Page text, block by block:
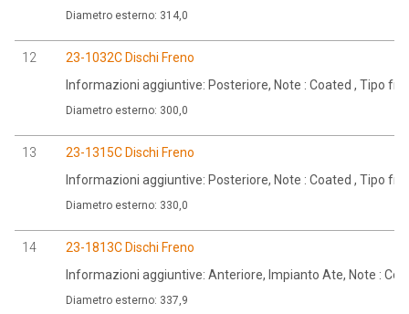
Diametro esterno: 314,0
12
23-1032C Dischi Freno
Informazioni aggiuntive: Posteriore, Note : Coated , Tipo
Diametro esterno: 300,0
13
23-1315C Dischi Freno
Informazioni aggiuntive: Posteriore, Note : Coated , Tipo
Diametro esterno: 330,0
14
23-1813C Dischi Freno
Informazioni aggiuntive: Anteriore, Impianto Ate, Note :
Diametro esterno: 337,9